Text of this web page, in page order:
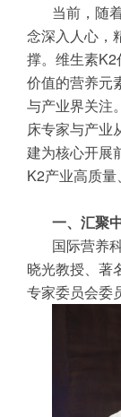
当前，随
念深入人心，
撑。维生素
价值的营养元
与产业界关注
床专家与产业
建为核心开展
K2产业高质量
一、汇聚
国际营养
晓光教授、著
专家委员会委